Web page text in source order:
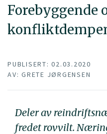
Forebyggende
PUBLISERT: 02.03.2020
AV: GRETE JØRGENSEN
Deler av
fredet rovvilt.